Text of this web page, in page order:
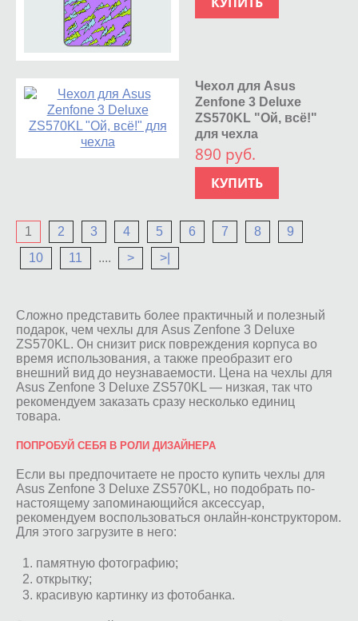
Чехол для Asus
Zenfone 3 Deluxe
ZS570KL "Ой, всё!"
для чехла
890 руб.
КУПИТЬ
1 2 3 4 5 6 7 8
9
10
11 .... > >|
Сложно представить более практичный и полезный
подарок, чем чехлы для Asus Zenfone 3 Deluxe
ZS570KL. Он снизит риск повреждения корпуса во
время использования, а также преобразит его
внешний вид до неузнаваемости. Цена на чехлы для
Asus Zenfone 3 Deluxe ZS570KL — низкая, так что
рекомендуем заказать сразу несколько единиц
товара.
ПОПРОБУЙ СЕБЯ В РОЛИ ДИЗАЙНЕРА
Если вы предпочитаете не просто купить чехлы для
Asus Zenfone 3 Deluxe ZS570KL, но подобрать по-
настоящему запоминающийся аксессуар,
рекомендуем воспользоваться онлайн-конструктором.
Для этого загрузите в него:
памятную фотографию;
открытку;
красивую картинку из фотобанка.